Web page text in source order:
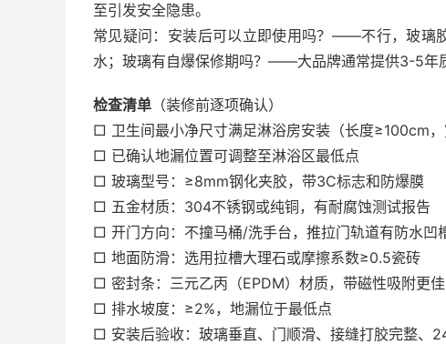
至引发安全隐患。
常见疑问：安装后可以立即使用吗？——不行，玻璃
水；玻璃有自爆保修期吗？——大品牌通常提供3-5年
检查清单 （装修前逐项确认）
□ 卫生间最小净尺寸满足淋浴房安装（长度≥100cm，
□ 已确认地漏位置可调整至淋浴区最低点
□ 玻璃型号：≥8mm钢化夹胶，带3C标志和防爆膜
□ 五金材质：304不锈钢或纯铜，有耐腐蚀测试报告
□ 开门方向：不撞马桶/洗手台，推拉门轨道有防水凹
□ 地面防滑：选用拉槽大理石或摩擦系数≥0.5瓷砖
□ 密封条：三元乙丙（EPDM）材质，带磁性吸附更佳
□ 排水坡度：≥2%，地漏位于最低点
□ 安装后验收：玻璃垂直、门顺滑、接缝打胶完整、